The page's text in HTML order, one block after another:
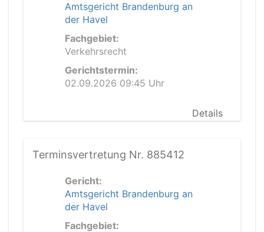
Amtsgericht Brandenburg an
der Havel
Fachgebiet:
Verkehrsrecht
Gerichtstermin:
02.09.2026 09:45 Uhr
Details
Terminsvertretung Nr. 885412
Gericht:
Amtsgericht Brandenburg an
der Havel
Fachgebiet: